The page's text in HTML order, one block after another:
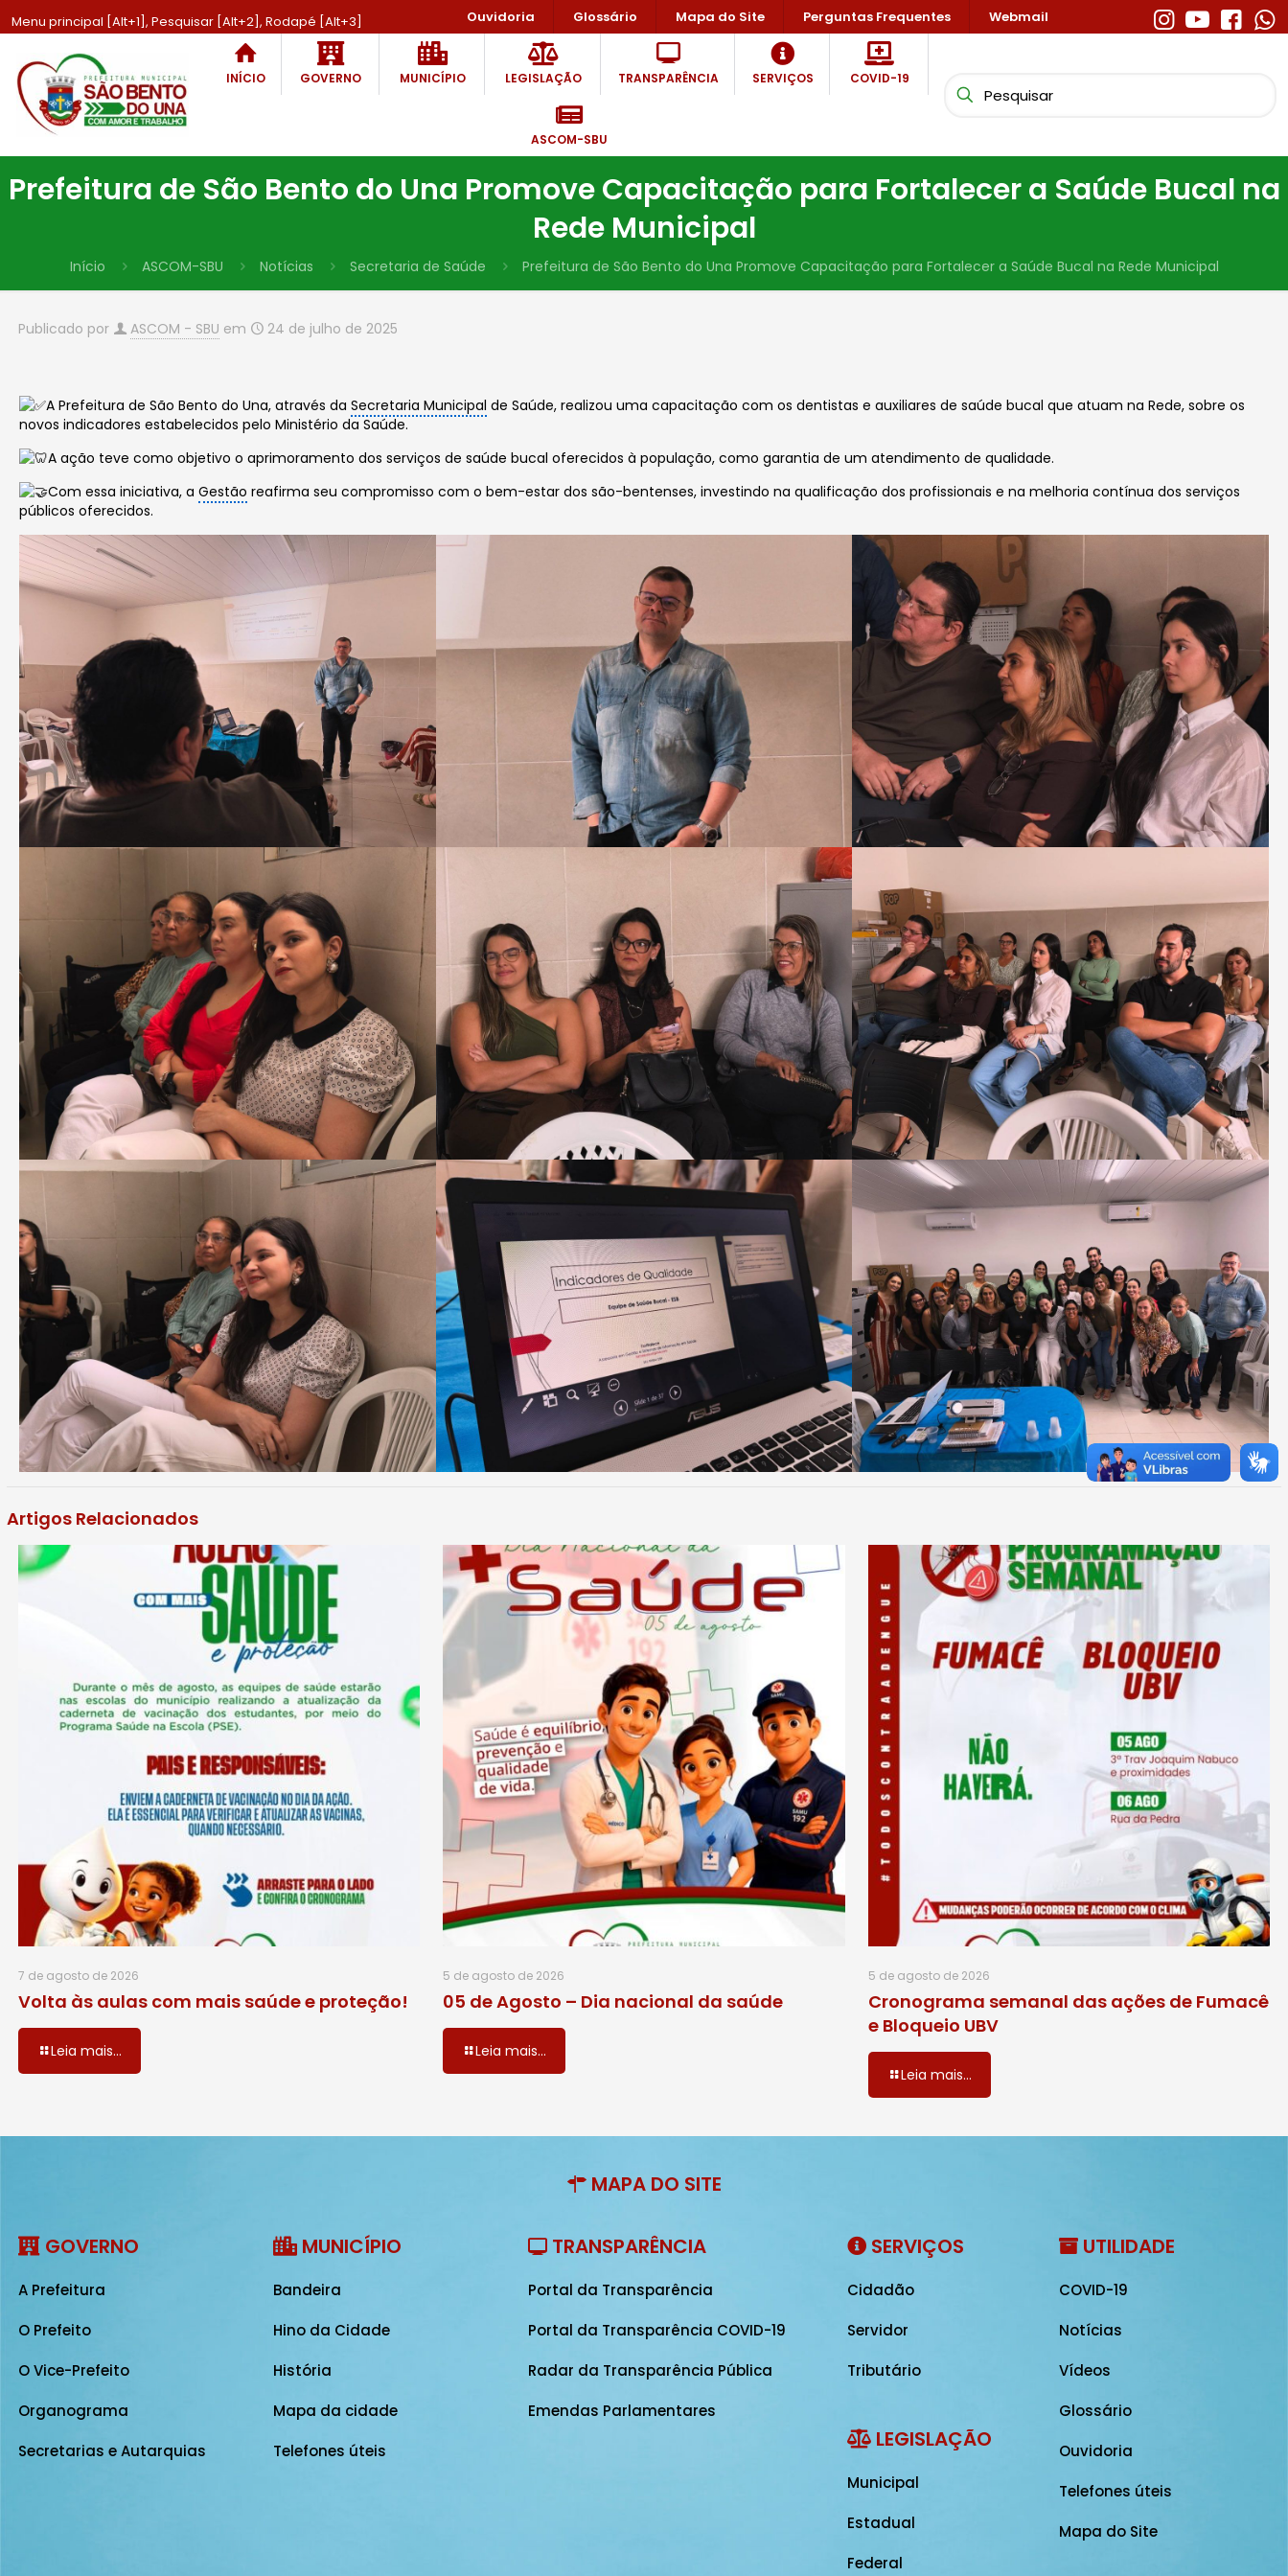
Menu principal [Alt+1], Pesquisar [Alt+2], Rodapé [Alt+3] Ouvidoria Glossário Mapa do Site Perguntas Frequentes Webmail
INÍCIO GOVERNO MUNICÍPIO LEGISLAÇÃO TRANSPARÊNCIA SERVIÇOS COVID-19
ASCOM-SBU
Prefeitura de São Bento do Una Promove Capacitação para Fortalecer a Saúde Bucal na
Rede Municipal
Início ASCOM-SBU Notícias Secretaria de Saúde Prefeitura de São Bento do Una Promove Capacitação para Fortalecer a Saúde Bucal na Rede Municipal
Publicado por ASCOM - SBU em 24 de julho de 2025
A Prefeitura de São Bento do Una, através daSecretaria Municipal de Saúde, realizou uma capacitação com os dentistas e auxiliares de saúde bucal que atuam na Rede,sobre os
novos indicadores estabelecidos pelo Ministério da Saúde.
A ação teve como objetivo o aprimoramento dos serviços de saúde bucal oferecidos à população, como garantia de um atendimento de qualidade.
Com essa iniciativa, aGestão reafirma seu compromisso com o bem-estar dos são-bentenses, investindo na qualificação dos profissionais e na melhoria contínua dos serviços
públicos oferecidos.
Artigos Relacionados
7 de agosto de 2026
Volta às aulas com mais saúde e proteção!
Leia mais...
5 de agosto de 2026
05 de Agosto – Dia nacional da saúde
Leia mais...
5 de agosto de 2026
Cronograma semanal das ações de Fumacê
e Bloqueio UBV
Leia mais...
MAPA DO SITE
GOVERNO
A Prefeitura
O Prefeito
O Vice-Prefeito
Organograma
Secretarias e Autarquias
MUNICÍPIO
Bandeira
Hino da Cidade
História
Mapa da cidade
Telefones úteis
TRANSPARÊNCIA
Portal da Transparência
Portal da Transparência COVID-19
Radar da Transparência Pública
Emendas Parlamentares
SERVIÇOS
Cidadão
Servidor
Tributário
LEGISLAÇÃO
Municipal
Estadual
Federal
UTILIDADE
COVID-19
Notícias
Vídeos
Glossário
Ouvidoria
Telefones úteis
Mapa do Site